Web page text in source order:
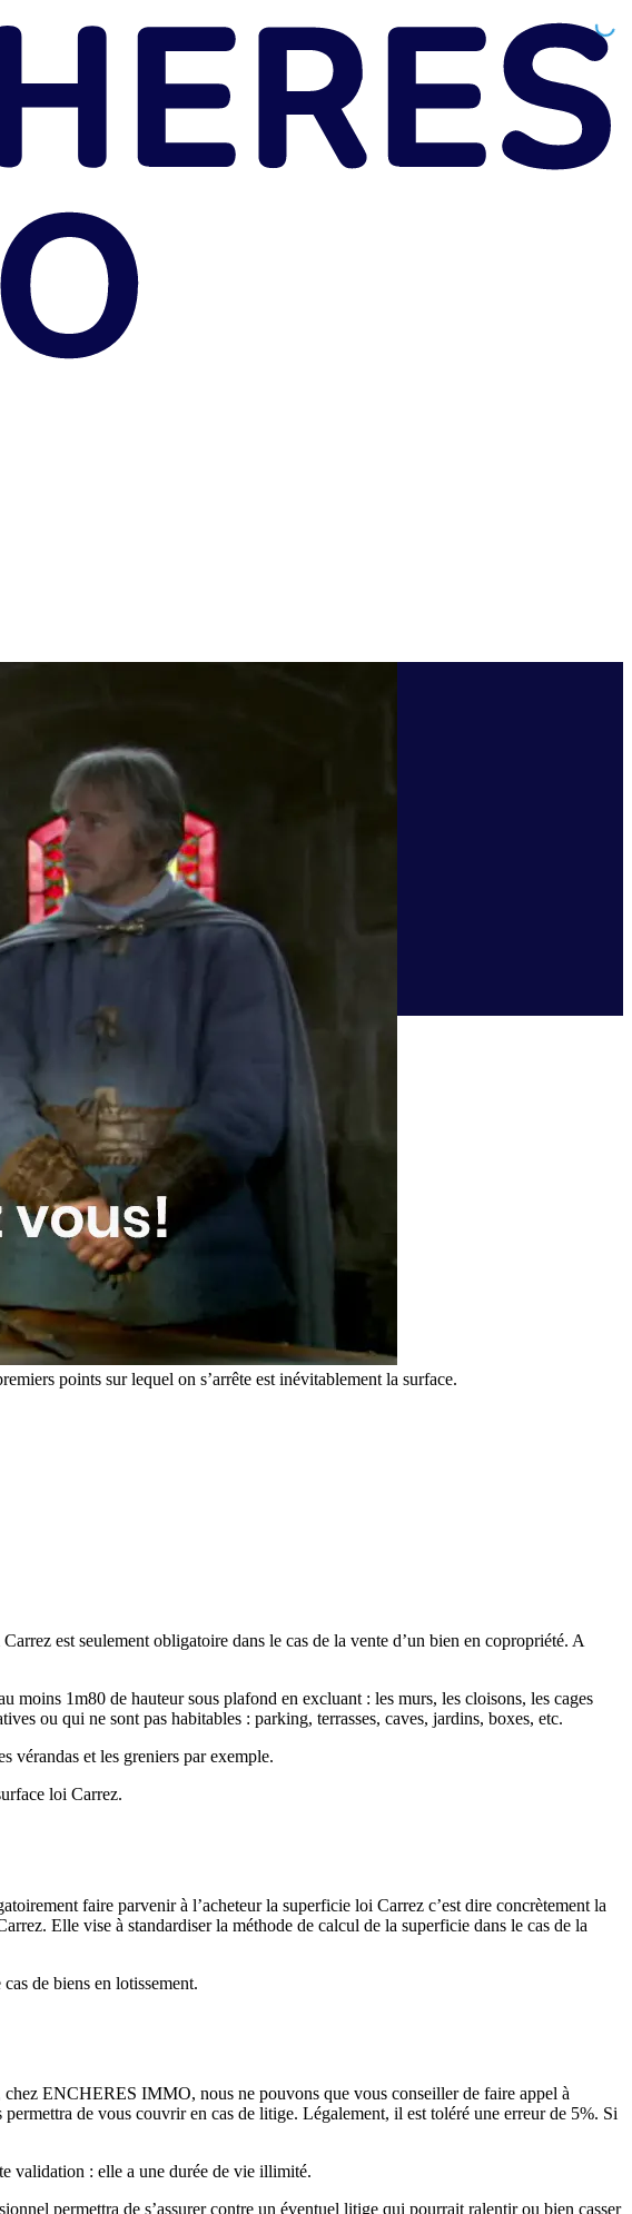
points sur lequel on s’arrête est inévitablement la surface.
est seulement obligatoire dans le cas de la vente d’un bien en copropriété. A
moins 1m80 de hauteur sous plafond en excluant : les murs, les cloisons, les cages
ou qui ne sont pas habitables : parking, terrasses, caves, jardins, boxes, etc.
vérandas et les greniers par exemple.
loi Carrez.
faire parvenir à l’acheteur la superficie loi Carrez c’est dire concrètement la
Elle vise à standardiser la méthode de calcul de la superficie dans le cas de la
de biens en lotissement.
ENCHERES IMMO, nous ne pouvons que vous conseiller de faire appel à
de vous couvrir en cas de litige. Légalement, il est toléré une erreur de 5%. Si
validation : elle a une durée de vie illimité.
permettra de s’assurer contre un éventuel litige qui pourrait ralentir ou bien casser